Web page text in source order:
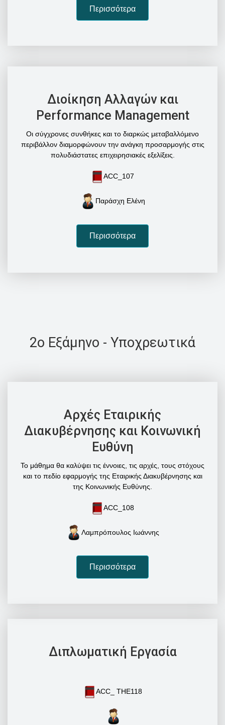
Περισσότερα
Διοίκηση Αλλαγών και
Performance Management
Οι σύγχρονες συνθήκες και το διαρκώς μεταβαλλόμενο
περιβάλλον διαμορφώνουν την ανάγκη προσαρμογής στις
πολυδιάστατες επιχειρησιακές εξελίξεις.
ACC_107
Παράσχη Ελένη
Περισσότερα
2o Εξάμηνο - Υποχρεωτικά
Αρχές Εταιρικής
Διακυβέρνησης και Κοινωνική
Ευθύνη
Το μάθημα θα καλύψει τις έννοιες, τις αρχές, τους στόχους
και το πεδίο εφαρμογής της Εταιρικής Διακυβέρνησης και
της Κοινωνικής Ευθύνης.
ACC_108
Λαμπρόπουλος Ιωάννης
Περισσότερα
Διπλωματική Εργασία
ACC_ THE118